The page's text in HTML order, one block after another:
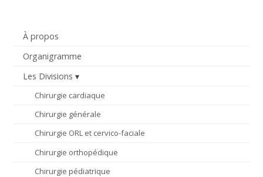
À propos
Organigramme
Les Divisions
Chirurgie cardiaque
Chirurgie générale
Chirurgie ORL et cervico-faciale
Chirurgie orthopédique
Chirurgie pédiatrique